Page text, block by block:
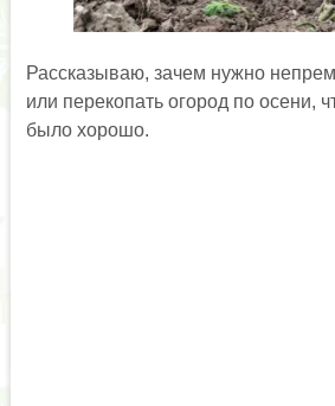
Рассказываю, зачем нужно
или перекопать огород по осени,
было хорошо.